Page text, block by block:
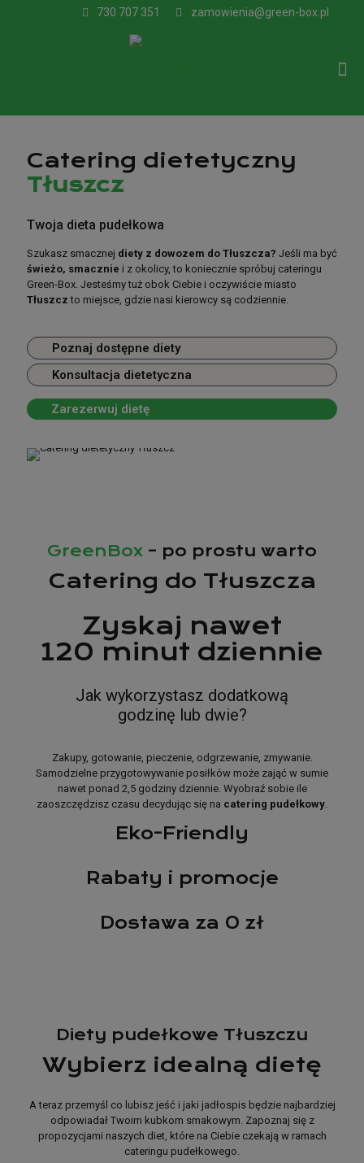
730 707 351 zamowienia@green-box.pl
Catering dietetyczny
Tłuszcz
Bo w diecie pudełkowej liczy się jakość!
świeżo, smaczniei z okolicy, to koniecznie spróbuj cateringu
Green-Box. Jesteśmy tuż obok Ciebie i oczywiście miasto
Tłuszczto miejsce, gdzie nasi kierowcy są codziennie.
Poznaj dostępne diety
Catering dietetyczny
Tłuszcz
Twoja dieta pudełkowa
Szukasz smacznej diety z dowozem do Tłuszcza? Jeśli ma być
świeżo, smacznie i z okolicy, to koniecznie spróbuj cateringu
Green-Box. Jesteśmy tuż obok Ciebie i oczywiście miasto
Tłuszcz to miejsce, gdzie nasi kierowcy są codziennie.
Poznaj dostępne diety
Konsultacja dietetyczna
Zarezerwuj dietę
GreenBox – po prostu warto
Catering do Tłuszcza
Zyskaj nawet
120 minut dziennie
Jak wykorzystasz dodatkową
godzinę lub dwie?
Zakupy, gotowanie, pieczenie, odgrzewanie, zmywanie.
Samodzielne przygotowywanie posiłków może zająć w sumie
nawet ponad 2,5 godziny dziennie. Wyobraź sobie ile
zaoszczędzisz czasu decydując się na catering pudełkowy.
Eko-Friendly
Rabaty i promocje
Dostawa za 0 zł
Diety pudełkowe Tłuszczu
Wybierz idealną dietę
A teraz przemyśl co lubisz jeść i jaki jadłospis będzie najbardziej
odpowiadał Twoim kubkom smakowym. Zapoznaj się z
propozycjami naszych diet, które na Ciebie czekają w ramach
cateringu pudełkowego.